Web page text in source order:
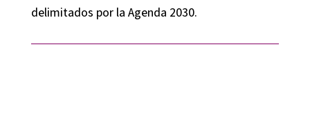
delimitados por la Agenda 2030.